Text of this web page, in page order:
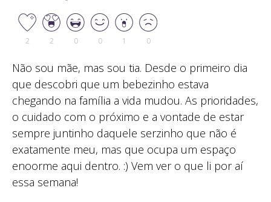
2 2 0 0 1 0
Não sou mãe, mas sou tia. Desde o primeiro dia
que descobri que um bebezinho estava
chegando na família a vida mudou. As prioridades,
o cuidado com o próximo e a vontade de estar
sempre juntinho daquele serzinho que não é
exatamente meu, mas que ocupa um espaço
enoorme aqui dentro. :) Vem ver o que li por aí
essa semana!